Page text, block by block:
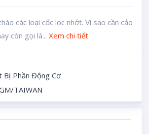
các loại cốc lọc nhớt. Vì sao cần cảo
còn gọi là... Xem chi tiết
Bị Phần Động Cơ
TAIWAN